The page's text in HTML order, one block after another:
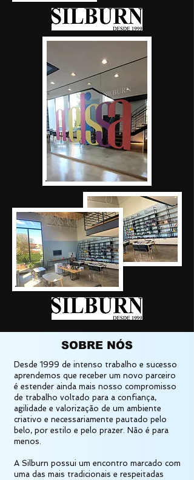
SOBRE NÓS
Desde 1999 de intenso trabalho e sucesso
aprendemos que receber um novo parceiro
é estender ainda mais nosso compromisso
de trabalho voltado para a confiança,
agilidade e valorização de um ambiente
criativo e necessariamente pautado pelo
belo, por estilo e pelo prazer. Não é para
menos.
A Silburn possui um encontro marcado com
uma das mais tradicionais e respeitadas